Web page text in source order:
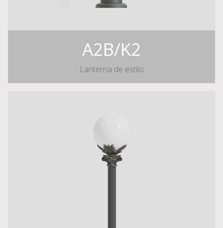
A2B/K2
Lanterna de estilo